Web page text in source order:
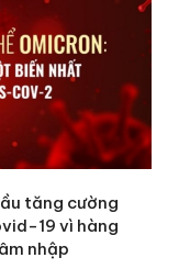
tăng cường
19 vì hàng
nhập